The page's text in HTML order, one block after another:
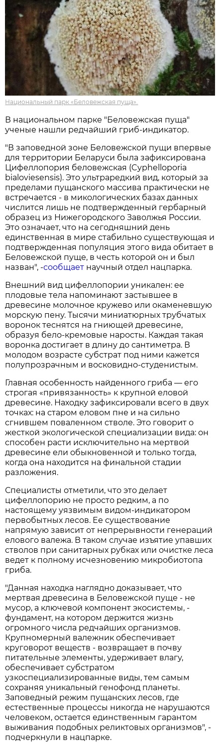
Национальный парк «Беловежская пуща».
В национальном парке "Беловежская пуща"
ученые нашли редчайший гриб-индикатор.
"В заповедной зоне Беловежской пущи впервые
для территории Беларуси была зафиксирована
Цифеллопория беловежская (Cyphelloporia
bialoviesensis). Это ультраредкий вид, который за
пределами пущанского массива практически не
встречается - в микологических базах данных
числится лишь не подтвержденный гербарный
образец из Нижегородского Заволжья России.
Это означает, что на сегодняшний день
единственная в мире стабильно существующая и
подтвержденная популяция этого вида обитает в
Беловежской пуще, в честь которой он и был
назван", -сообщает научный отдел нацпарка.
Внешний вид цифеллопории уникален: ее
плодовые тела напоминают застывшее в
древесине молочное кружево или окаменевшую
морскую пену. Тысячи миниатюрных трубчатых
воронок теснятся на гниющей древесине,
образуя бело-кремовые наросты. Каждая такая
воронка достигает в длину до сантиметра. В
молодом возрасте субстрат под ними кажется
полупрозрачным и восковидно-студенистым.
Главная особенность найденного гриба — его
строгая «привязанность» к крупной еловой
древесине. Находку зафиксировали всего в двух
точках: на старом еловом пне и на сильно
сгнившем поваленном стволе. Это говорит о
жесткой экологической специализации вида: он
способен расти исключительно на мертвой
древесине ели обыкновенной и только тогда,
когда она находится на финальной стадии
разложения.
Специалисты отметили, что это делает
цифеллопорию не просто редким, а по
настоящему уязвимым видом-индикатором
первобытных лесов. Ее существование
напрямую зависит от непрерывности генераций
елового валежа. В таком случае изъятие упавших
стволов при санитарных рубках или очистке леса
ведет к полному исчезновению микробиотопа
гриба.
"Данная находка наглядно доказывает, что
мертвая древесина в Беловежской пуще - не
мусор, а ключевой компонент экосистемы, -
фундамент, на котором держится жизнь
огромного числа редчайших организмов.
Крупномерный валежник обеспечивает
круговорот веществ - возвращает в почву
питательные элементы, удерживает влагу,
обеспечивает субстратом
узкоспециализированные виды, тем самым
сохраняя уникальный генофонд планеты.
Заповедный режим пущанских лесов, где
естественные процессы никогда не нарушаются
человеком, остается единственным гарантом
выживания подобных реликтовых организмов", -
подчеркнули в нацпарке.